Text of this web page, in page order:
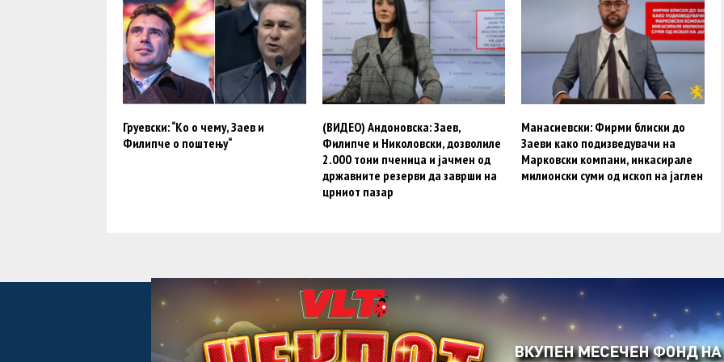
Груевски: “Кo o чему, Заев и
Филипче о поштењу“
(ВИДЕО) Aндоновска: Заев,
Филипче и Николовски, дозволиле
2.000 тони пченица и јачмен од
државните резерви да заврши на
црниот пазар
Манасиевски: Фирми блиски до
Заеви како подизведувачи на
Марковски компани, инкасирале
милионски суми од ископ на јаглен
Facebook Twitter Instagram Youtube